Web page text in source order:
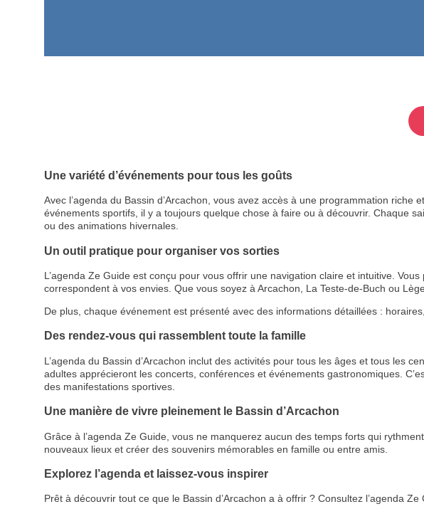
Une variété d’événements pour tous les goûts
Avec l’agenda du Bassin d’Arcachon, vous avez accès à une programmation
événements sportifs, il y a toujours quelque chose à faire ou à découvrir. Chaque
ou des animations hivernales.
Un outil pratique pour organiser vos sorties
L’agenda Ze Guide est conçu pour vous offrir une navigation claire et intuitive.
correspondent à vos envies. Que vous soyez à Arcachon, La Teste-de-Buch ou
De plus, chaque événement est présenté avec des informations détaillées :
Des rendez-vous qui rassemblent toute la famille
L’agenda du Bassin d’Arcachon inclut des activités pour tous les âges et tous les
adultes apprécieront les concerts, conférences et événements gastronomiques.
des manifestations sportives.
Une manière de vivre pleinement le Bassin d’Arcachon
Grâce à l’agenda Ze Guide, vous ne manquerez aucun des temps forts qui
nouveaux lieux et créer des souvenirs mémorables en famille ou entre amis.
Explorez l’agenda et laissez-vous inspirer
Prêt à découvrir tout ce que le Bassin d’Arcachon a à offrir ? Consultez l’agenda